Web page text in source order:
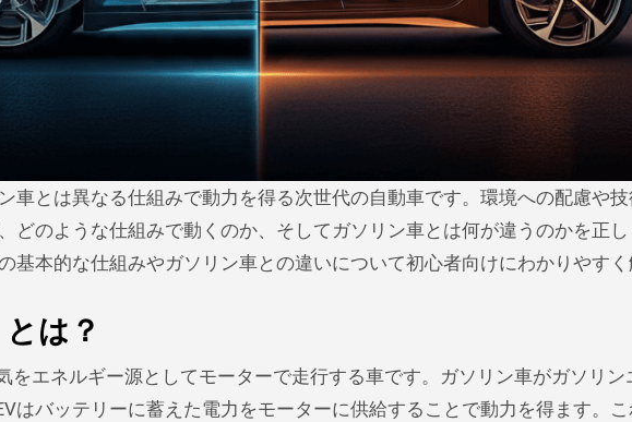
どのような仕組みで動くのか、そしてガソリン車とは何が違うのかを正
基本的な仕組みやガソリン車との違いについて初心者向けにわかりやすく
は？
をエネルギー源としてモーターで走行する車です。ガソリン車がガソリン
はバッテリーに蓄えた電力をモーターに供給することで動力を得ます。